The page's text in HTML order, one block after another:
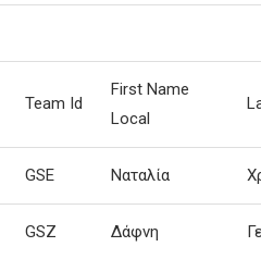
Team Id
First Name
Local
GSE Ναταλία
GSZ Δάφνη